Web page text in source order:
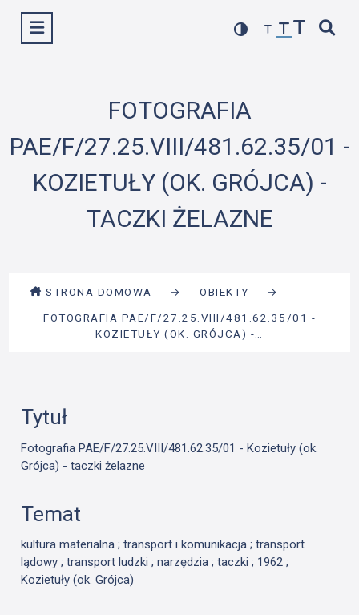
Wyświetl menu
FOTOGRAFIA
PAE/F/27.25.VIII/481.62.35/01 -
KOZIETUŁY (OK. GRÓJCA) -
TACZKI ŻELAZNE
STRONA DOMOWA → OBIEKTY
→
FOTOGRAFIA PAE/F/27.25.VIII/481.62.35/01 -
KOZIETUŁY (OK. GRÓJCA) -…
Tytuł
Fotografia PAE/F/27.25.VIII/481.62.35/01 - Kozietuły (ok.
Grójca) - taczki żelazne
Temat
kultura materialna ; transport i komunikacja ; transport
lądowy ; transport ludzki ; narzędzia ; taczki ; 1962 ;
Kozietuły (ok. Grójca)